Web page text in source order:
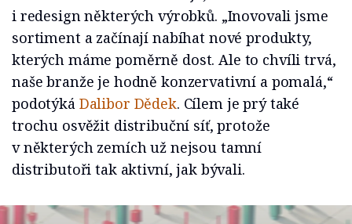
i redesign některých výrobků. „Inovovali jsme
sortiment a začínají nabíhat nové produkty,
kterých máme poměrně dost. Ale to chvíli trvá,
naše branže je hodně konzervativní a pomalá,“
podotýká Dalibor Dědek. Cílem je prý také
trochu osvěžit distribuční síť, protože
v některých zemích už nejsou tamní
distributoři tak aktivní, jak bývali.